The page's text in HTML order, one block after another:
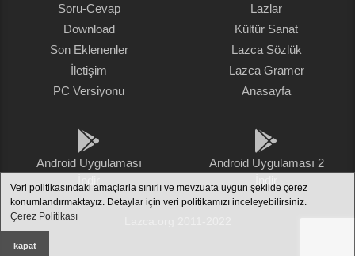
Veri politikasındaki amaçlarla sınırlı ve mevzuata uygun şekilde çerez
konumlandırmaktayız. Detaylar için veri politikamızı inceleyebilirsiniz.
Çerez Politikası
kapat
Soru-Cevap
Download
Son Eklenenler
İletişim
PC Versiyonu
Lazlar
Kültür Sanat
Lazca Sözlük
Lazca Gramer
Anasayfa
Android Uygulaması
Android Uygulaması 2